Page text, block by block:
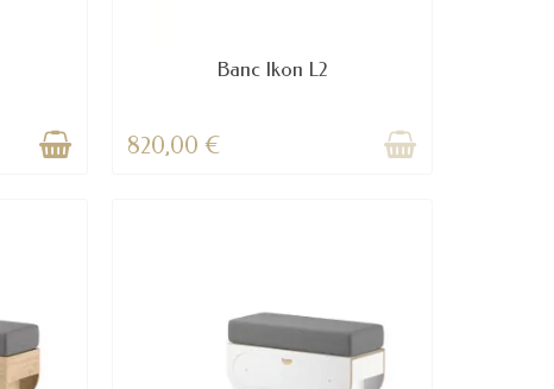
Banc Ikon L2
820,00 €